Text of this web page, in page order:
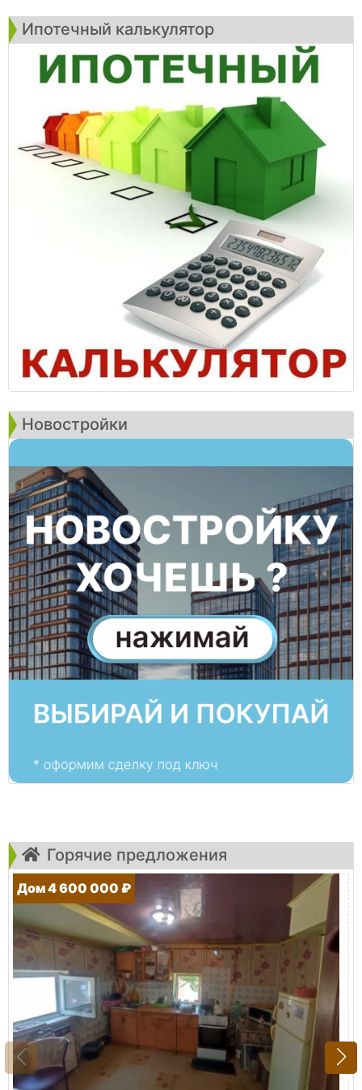
Ипотечный калькулятор
Новостройки
Горячие предложения
Дом 4 600 000 ₽